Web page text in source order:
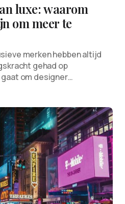
luxe: waarom
om meer te
merken hebben altijd
gehad op
om designer…